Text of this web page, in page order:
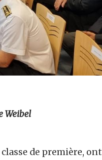
Weibel
de première, ont